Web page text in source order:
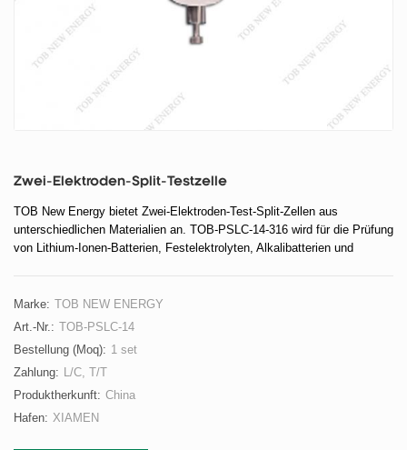
Zwei-Elektroden-Split-Testzelle
TOB New Energy bietet Zwei-Elektroden-Test-Split-Zellen aus
unterschiedlichen Materialien an. TOB-PSLC-14-316 wird für die Prüfung
von Lithium-Ionen-Batterien, Festelektrolyten, Alkalibatterien und
Mo wird zum Testen von Aluminium-Ionen-Batterien und Magnesium-
Ionen-Batterien verwendet.
Marke: TOB NEW ENERGY
Art.-Nr.: TOB-PSLC-14
Bestellung (moq): 1 set
Zahlung: L/C, T/T
Produktherkunft: China
Hafen: XIAMEN